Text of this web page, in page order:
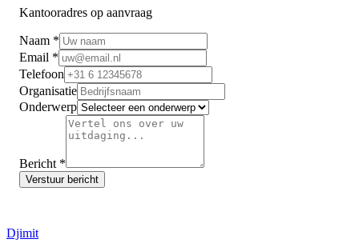
Kantooradres op aanvraag
Naam *
Email *
Telefoon
Organisatie
Onderwerp
Bericht *
Verstuur bericht
Djimit